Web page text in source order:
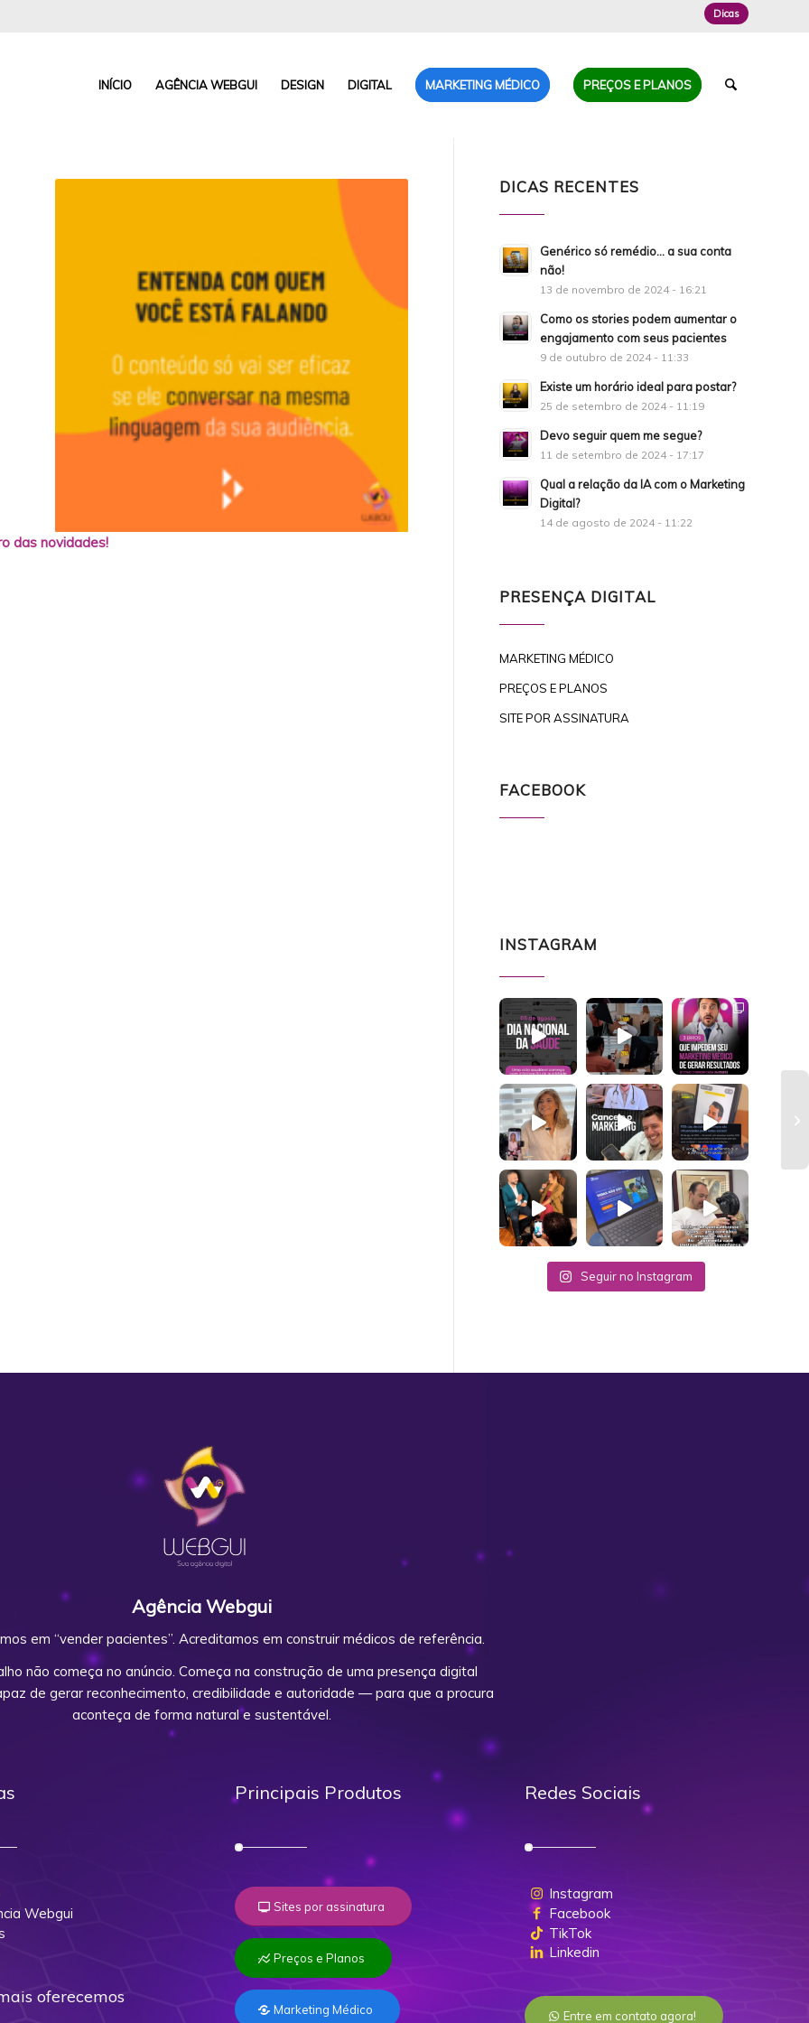
Dicas
INÍCIO AGÊNCIA WEBGUI DESIGN DIGITAL MARKETING MÉDICO PREÇOS E PLANOS
das novidades!
DICAS RECENTES
Genérico só remédio… a sua conta
não!
13 de novembro de 2024 - 16:21
Como os stories podem aumentar o
engajamento com seus pacientes
9 de outubro de 2024 - 11:33
Existe um horário ideal para postar?
25 de setembro de 2024 - 11:19
Devo seguir quem me segue?
11 de setembro de 2024 - 17:17
Qual a relação da IA com o Marketing
Digital?
14 de agosto de 2024 - 11:22
PRESENÇA DIGITAL
MARKETING MÉDICO
PREÇOS E PLANOS
SITE POR ASSINATURA
FACEBOOK
INSTAGRAM
Seguir no Instagram
Agência Webgui
em “vender pacientes”. Acreditamos em construir médicos de referência.
não começa no anúncio. Começa na construção de uma presença digital
de gerar reconhecimento, credibilidade e autoridade — para que a procura
aconteça de forma natural e sustentável.
Webgui
oferecemos
Principais Produtos
Sites por assinatura
Preços e Planos
Marketing Médico
Redes Sociais
Instagram
Facebook
TikTok
Linkedin
Entre em contato agora!